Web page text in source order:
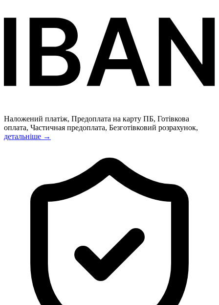
Наложений платіж, Предоплата на карту ПБ, Готівкова
оплата, Частичная предоплата, Безготівковий розрахунок,
детальніше →